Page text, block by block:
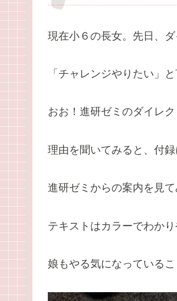
現在小６の長女。先日、
「チャレンジやりたい」と
おお！進研ゼミのダイレ
理由を聞いてみると、付
進研ゼミからの案内を見て
テキストはカラーでわか
娘もやる気になっている